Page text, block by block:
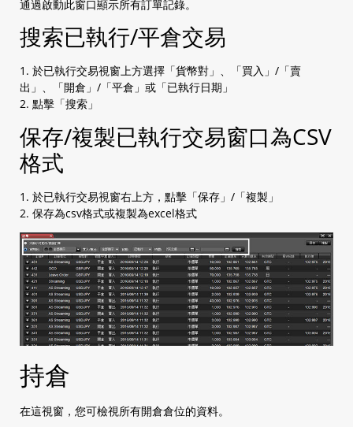
2.7 查閱等候中訂單
2.8 查閱帳戶保證金信息
2.9 一般設定
b. 電郵設定
c. 交易設定
2.10 圖表設定
2.11 安裝程式
2.12 Login 登入
2.13 平台簡介
2.14 我的頁面
2.15 賬戶信息
2.16 到價提示
a. 到價提示
b. 更改提示方式
c. 查看提示狀態
通過啟動此窗口顯示所有訂單記錄。
搜索已執行/平倉交易
1. 於已執行交易視窗上方選擇「貨幣對」、「買入」/「賣
出」、「開倉」/「平倉」或「已執行日期」
2. 點擊「搜索」
保存/複製已執行交易窗口為CSV
格式
1. 於已執行交易視窗右上方，點擊「保存」/「複製」
2. 保存為csv格式或複製為excel格式
持倉
在這視窗，您可檢視所有開倉倉位的資料。